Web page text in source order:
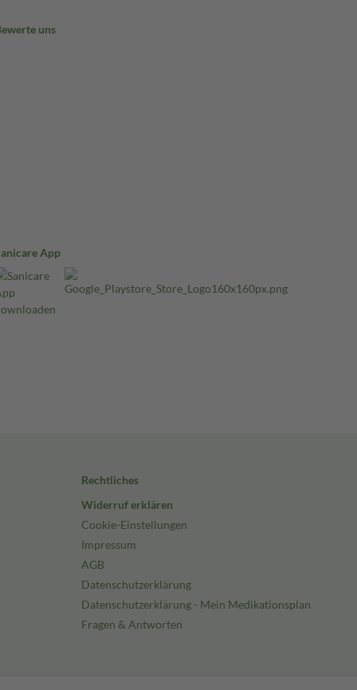
uns
App
Rechtliches
Widerruf erklären
Cookie-Einstellungen
Impressum
AGB
Datenschutzerklärung
Datenschutzerklärung - Mein Medikationsplan
Fragen & Antworten